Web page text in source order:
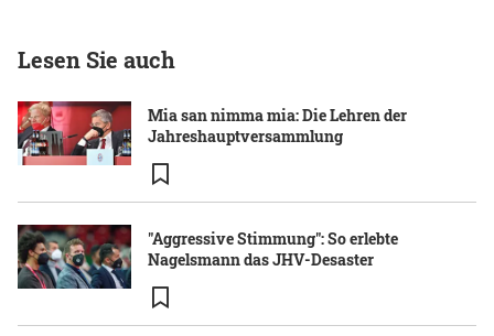
Lesen Sie auch
Mia san nimma mia: Die Lehren der
Jahreshauptversammlung
"Aggressive Stimmung": So erlebte
Nagelsmann das JHV-Desaster